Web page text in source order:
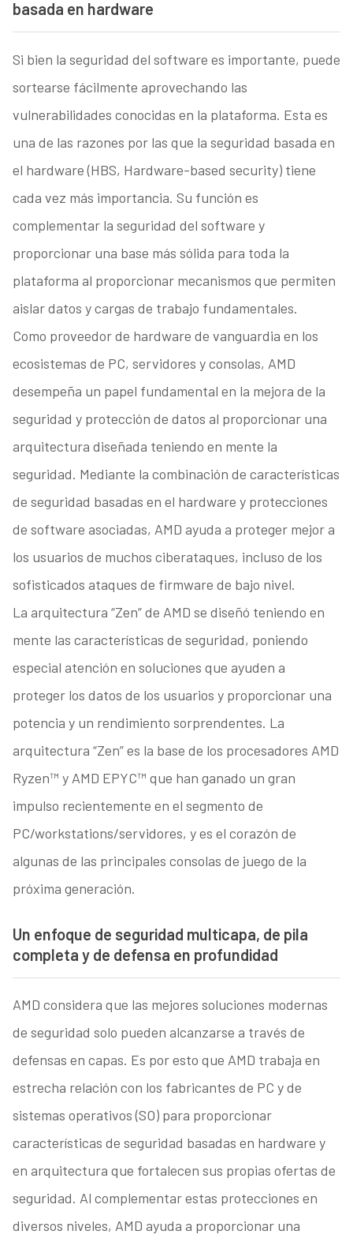
basada en hardware
Si bien la seguridad del software es importante, puede
sortearse fácilmente aprovechando las
vulnerabilidades conocidas en la plataforma. Esta es
una de las razones por las que la seguridad basada en
el hardware (HBS, Hardware-based security) tiene
cada vez más importancia. Su función es
complementar la seguridad del software y
proporcionar una base más sólida para toda la
plataforma al proporcionar mecanismos que permiten
aislar datos y cargas de trabajo fundamentales.
Como proveedor de hardware de vanguardia en los
ecosistemas de PC, servidores y consolas, AMD
desempeña un papel fundamental en la mejora de la
seguridad y protección de datos al proporcionar una
arquitectura diseñada teniendo en mente la
seguridad. Mediante la combinación de características
de seguridad basadas en el hardware y protecciones
de software asociadas, AMD ayuda a proteger mejor a
los usuarios de muchos ciberataques, incluso de los
sofisticados ataques de firmware de bajo nivel.
La arquitectura “Zen” de AMD se diseñó teniendo en
mente las características de seguridad, poniendo
especial atención en soluciones que ayuden a
proteger los datos de los usuarios y proporcionar una
potencia y un rendimiento sorprendentes. La
arquitectura “Zen” es la base de los procesadores AMD
Ryzen™ y AMD EPYC™ que han ganado un gran
impulso recientemente en el segmento de
PC/workstations/servidores, y es el corazón de
algunas de las principales consolas de juego de la
próxima generación.
Un enfoque de seguridad multicapa, de pila
completa y de defensa en profundidad
AMD considera que las mejores soluciones modernas
de seguridad solo pueden alcanzarse a través de
defensas en capas. Es por esto que AMD trabaja en
estrecha relación con los fabricantes de PC y de
sistemas operativos (SO) para proporcionar
características de seguridad basadas en hardware y
en arquitectura que fortalecen sus propias ofertas de
seguridad. Al complementar estas protecciones en
diversos niveles, AMD ayuda a proporcionar una